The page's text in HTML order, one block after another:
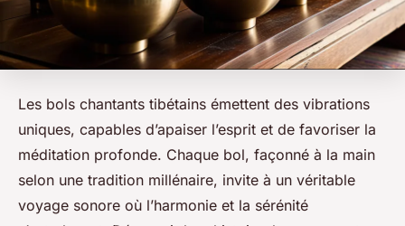
Les bols chantants tibétains émettent des vibrations
uniques, capables d’apaiser l’esprit et de favoriser la
méditation profonde. Chaque bol, façonné à la main
selon une tradition millénaire, invite à un véritable
voyage sonore où l’harmonie et la sérénité